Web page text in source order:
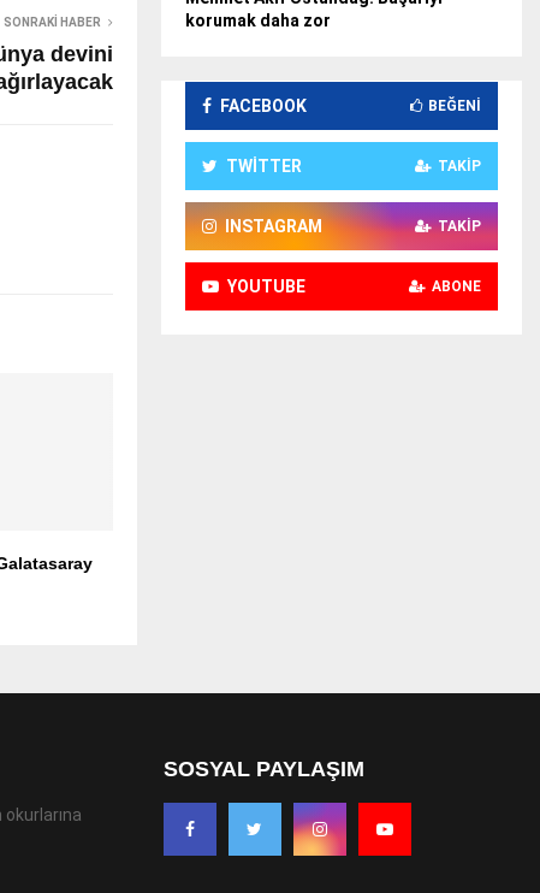
SONRAKI HABER
devini
korumak daha zor
FACEBOOK BEĞENI
TWITTER TAKIP
INSTAGRAM TAKIP
YOUTUBE ABONE
SOSYAL PAYLAŞIM